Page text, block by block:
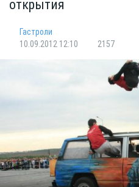
открытия
Гастроли
10.09.2012 12:10
2157